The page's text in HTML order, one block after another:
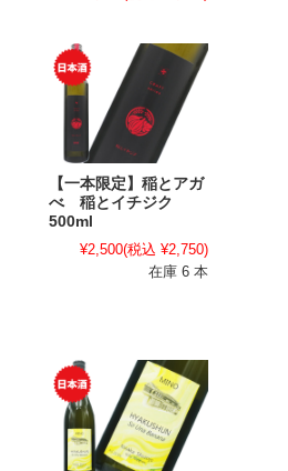
【一本限定】稲とアガ
べ 稲とイチジク
500ml
¥2,500(税込 ¥2,750)
在庫 6 本